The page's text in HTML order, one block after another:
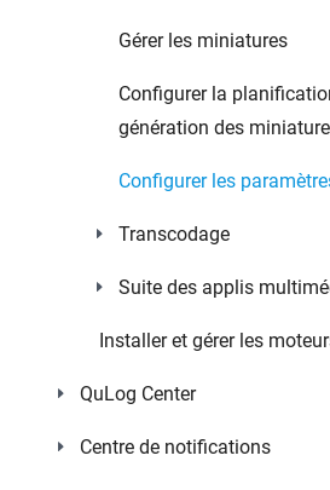
Gérer les miniatures
Configurer la
génération des
Configurer les
Transcodage
Suite des applis
Installer et gérer les
QuLog Center
Centre de notifications